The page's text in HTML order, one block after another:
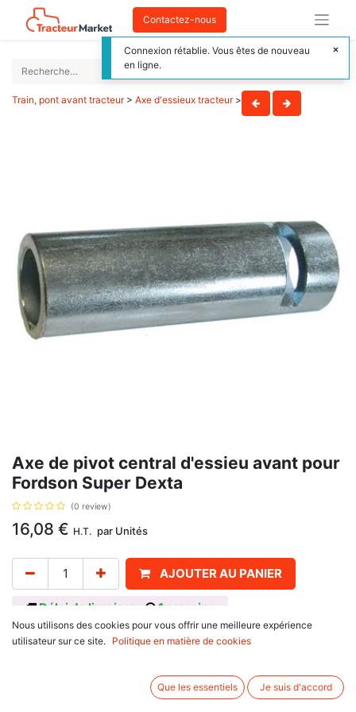
Contactez-nous
Train, pont avant tracteur> Axe d'essieux tracteur>
Axe de pivot central d'essieu avant pour
Fordson Super Dexta
(0 review)
16,08 € H.T. par Unités
AJOUTER AU PANIER
Délai de livraison : 1 semaine
Dimension : 444mm x 135mm. Référence : 957E3127. Se monte sur :
Fordson : Dexta, Super Dexta
Nous utilisons des cookies pour vous offrir une meilleure expérience
utilisateur sur ce site.
Politique en matière de cookies
Que les essentiels Je suis d'accord
Connexion rétablie. Vous êtes de nouveau
en ligne.